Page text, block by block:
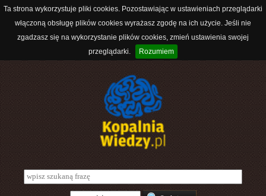
Ta strona wykorzystuje pliki cookies. Pozostawiając w ustawieniach przeglądarki
włączoną obsługę plików cookies wyrażasz zgodę na ich użycie. Jeśli nie
zgadzasz się na wykorzystanie plików cookies, zmień ustawienia swojej
przeglądarki.
Rozumiem